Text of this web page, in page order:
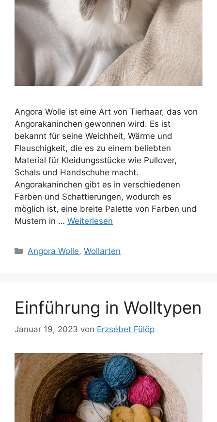
Angora Wolle ist eine Art von Tierhaar, das von
Angorakaninchen gewonnen wird. Es ist
bekannt für seine Weichheit, Wärme und
Flauschigkeit, die es zu einem beliebten
Material für Kleidungsstücke wie Pullover,
Schals und Handschuhe macht.
Angorakaninchen gibt es in verschiedenen
Farben und Schattierungen, wodurch es
möglich ist, eine breite Palette von Farben und
Mustern in … Weiterlesen
Kategorien
Angora Wolle,Wollarten
Einführung in Wolltypen
Januar 19, 2023 von Erzsébet Fülöp